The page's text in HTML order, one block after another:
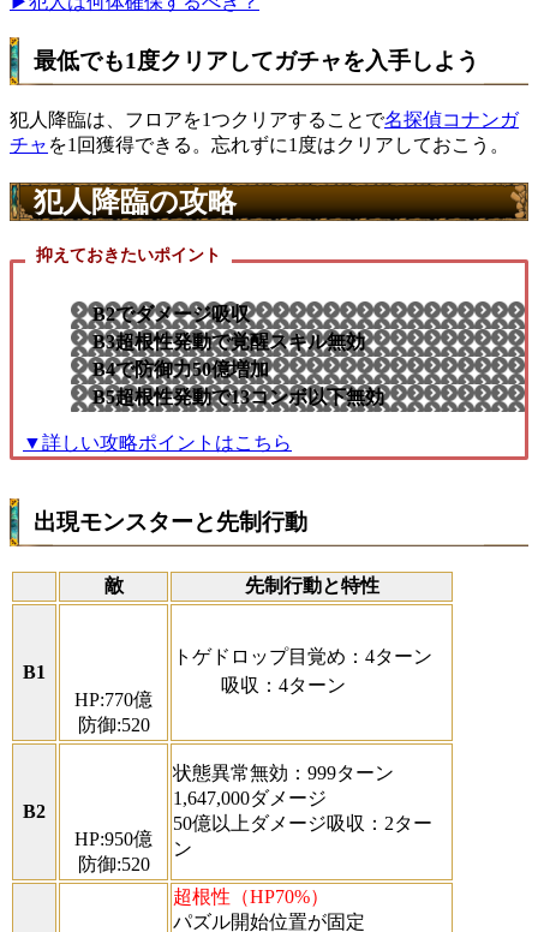
最低でも1度クリアしてガチャを入手しよう
犯人降臨は、フロアを1つクリアすることで名探偵コナンガ
チャ を1回獲得できる。忘れずに1度はクリアしておこう。
犯人降臨の攻略
抑えておきたいポイント
B2でダメージ吸収
B3超根性発動で覚醒スキル無効
B4で防御力50億増加
B5超根性発動で13コンボ以下無効
▼詳しい攻略ポイントはこちら
出現モンスターと先制行動
敵 先制行動と特性
B1
HP:770億
防御:520
トゲドロップ目覚め：4ターン
吸収：4ターン
B2
HP:950億
防御:520
状態異常無効：999ターン
1,647,000ダメージ
50億以上ダメージ吸収：2ター
ン
超根性（HP70%）
パズル開始位置が固定